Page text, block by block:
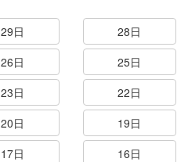
29日
28日
26日
25日
23日
22日
20日
19日
17日
16日